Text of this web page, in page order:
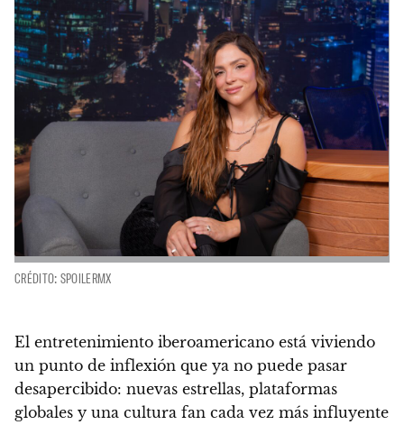
CRÉDITO: SPOILERMX
El entretenimiento iberoamericano está viviendo
un punto de inflexión que ya no puede pasar
desapercibido: nuevas estrellas, plataformas
globales y una cultura fan cada vez más influyente